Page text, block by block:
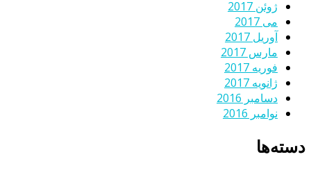
ژوئن 2017
می 2017
آوریل 2017
مارس 2017
فوریه 2017
ژانویه 2017
دسامبر 2016
نوامبر 2016
دسته‌ها